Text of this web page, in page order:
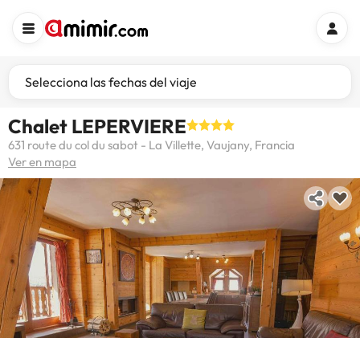
Selecciona las fechas del viaje
Chalet LEPERVIERE
631 route du col du sabot - La Villette, Vaujany, Francia
Ver en mapa